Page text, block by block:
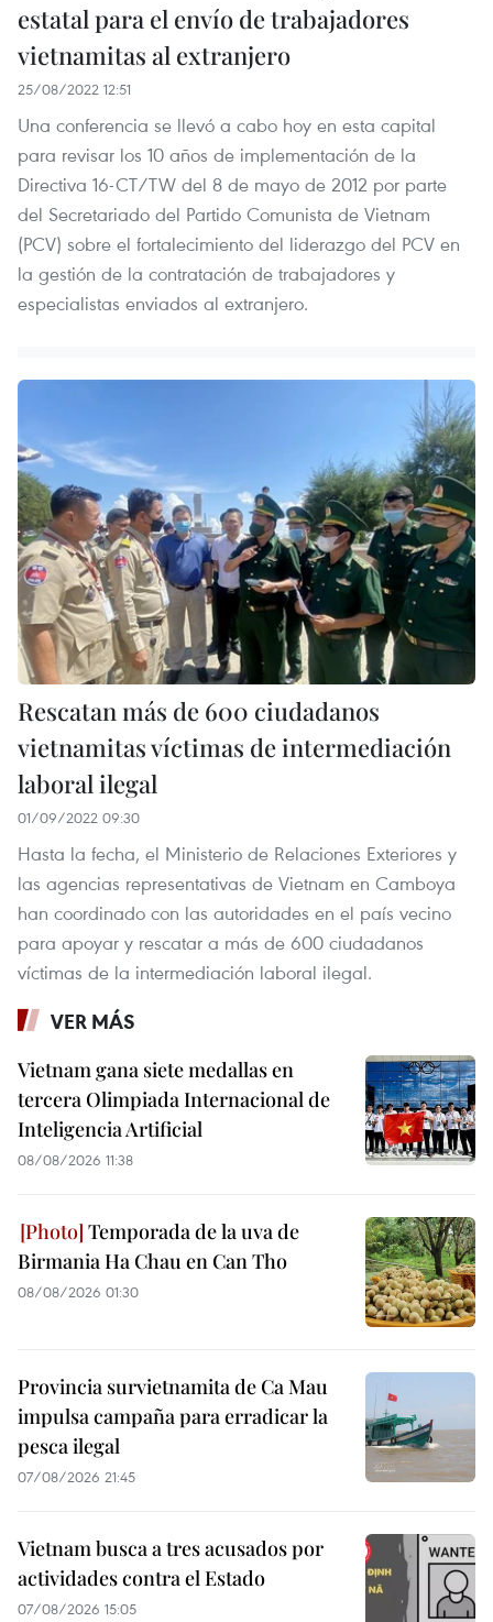
estatal para el envío de trabajadores
vietnamitas al extranjero
25/08/2022 12:51
Una conferencia se llevó a cabo hoy en esta capital
para revisar los 10 años de implementación de la
Directiva 16-CT/TW del 8 de mayo de 2012 por parte
del Secretariado del Partido Comunista de Vietnam
(PCV) sobre el fortalecimiento del liderazgo del PCV en
la gestión de la contratación de trabajadores y
especialistas enviados al extranjero.
Rescatan más de 600 ciudadanos
vietnamitas víctimas de intermediación
laboral ilegal
01/09/2022 09:30
Hasta la fecha, el Ministerio de Relaciones Exteriores y
las agencias representativas de Vietnam en Camboya
han coordinado con las autoridades en el país vecino
para apoyar y rescatar a más de 600 ciudadanos
víctimas de la intermediación laboral ilegal.
VER MÁS
Vietnam gana siete medallas en
tercera Olimpiada Internacional de
Inteligencia Artificial
08/08/2026 11:38
Temporada de la uva de
Birmania Ha Chau en Can Tho
08/08/2026 01:30
Provincia survietnamita de Ca Mau
impulsa campaña para erradicar la
pesca ilegal
07/08/2026 21:45
Vietnam busca a tres acusados por
actividades contra el Estado
07/08/2026 15:05